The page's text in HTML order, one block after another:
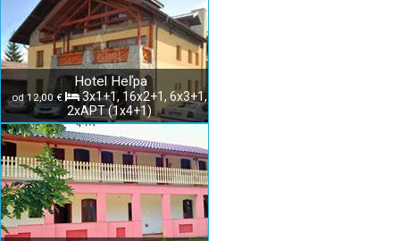
Hotel Heľpa
od 12,00 €
3x1+1, 16x2+1, 6x3+1,
2xAPT (1x4+1)